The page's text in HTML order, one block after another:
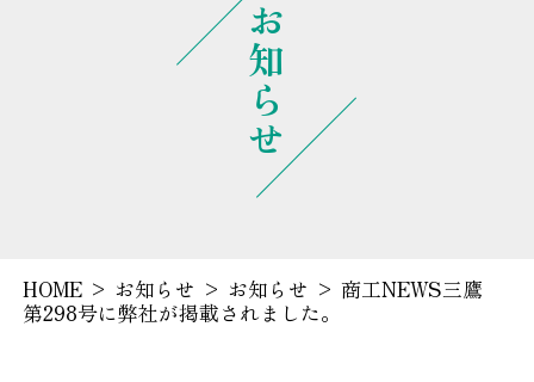
お知らせ
HOME > お知らせ > お知らせ >商工NEWS三鷹
第298号に弊社が掲載されました。